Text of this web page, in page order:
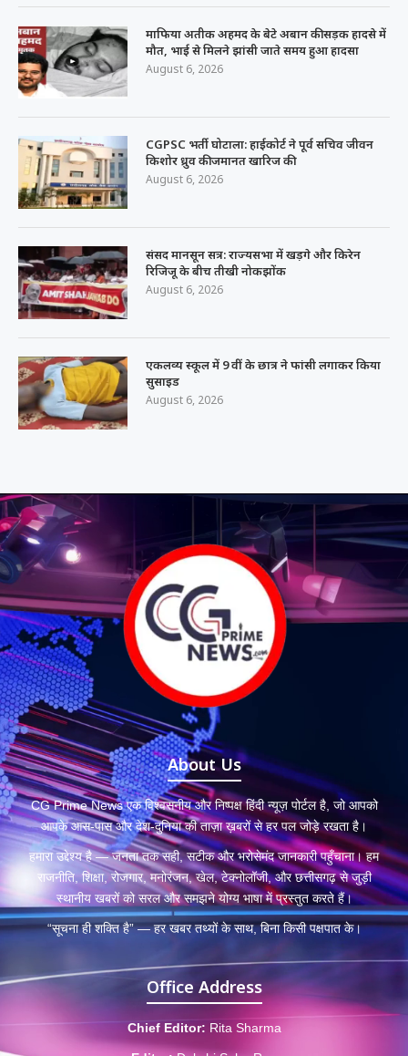
माफिया अतीक अहमद के बेटे अबान की सड़क हादसे में
मौत, भाई से मिलने झांसी जाते समय हुआ हादसा
August 6, 2026
CGPSC भर्ती घोटाला: हाईकोर्ट ने पूर्व सचिव जीवन
किशोर ध्रुव की जमानत खारिज की
August 6, 2026
संसद मानसून सत्र: राज्यसभा में खड़गे और किरेन
रिजिजू के बीच तीखी नोकझोंक
August 6, 2026
एकलव्य स्कूल में 9 वीं के छात्र ने फांसी लगाकर किया
सुसाइड
August 6, 2026
About Us
CG Prime News एक विश्वसनीय और निष्पक्ष हिंदी न्यूज़ पोर्टल है, जो आपको
आपके आस-पास और देश-दुनिया की ताज़ा ख़बरों से हर पल जोड़े रखता है।
हमारा उद्देश्य है — जनता तक सही, सटीक और भरोसेमंद जानकारी पहुँचाना। हम
राजनीति, शिक्षा, रोजगार, मनोरंजन, खेल, टेक्नोलॉजी, और छत्तीसगढ़ से जुड़ी
स्थानीय खबरों को सरल और समझने योग्य भाषा में प्रस्तुत करते हैं।
“सूचना ही शक्ति है” — हर खबर तथ्यों के साथ, बिना किसी पक्षपात के।
Office Address
Chief Editor: Rita Sharma